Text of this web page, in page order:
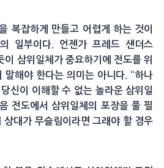
복잡하게 만들고 어렵게 하는 것이
일부이다. 언젠가 프레드 샌더스
삼위일체가 중요하기에 전도를 위
말해야 한다는 의미는 아니다. “하나
신이 이해할 수 없는 놀라운 삼위일
전도에서 삼위일체의 포장을 풀 필
상대가 무슬림이라면 그래야 할 경우